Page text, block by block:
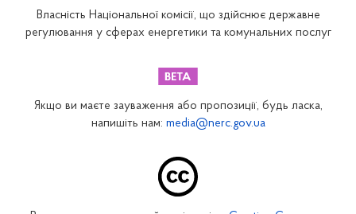
Власність Національної комісії, що здійснює державне
регулювання у сферах енергетики та комунальних послуг
Якщо ви маєте зауваження або пропозиції, будь ласка,
напишіть нам: media@nerc.gov.ua